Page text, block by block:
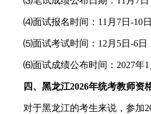
⑷面试报名时间：11月7日-10日
⑸面试考试时间：12月5日-6日
⑹面试成绩公布时间：2027年1
四、黑龙江2026年统考教师资
对于黑龙江的考生来说，参加